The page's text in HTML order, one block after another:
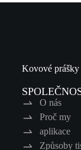
Kovové
O nás
Proč my
aplikace
Způsoby